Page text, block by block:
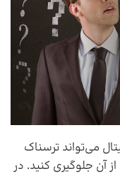
می‌تواند ترسناک
از آن جلوگیری کنید. در